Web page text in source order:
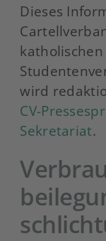
Dieses
wird
CV-
Sekretariat.